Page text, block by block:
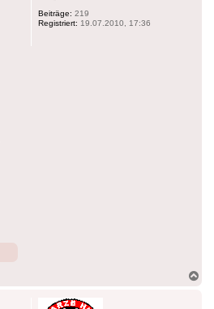
Beiträge: 219
Registriert: 19.07.2010, 17:36